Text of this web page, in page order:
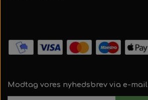
Modtag vores nyhedsbrev via e-mail